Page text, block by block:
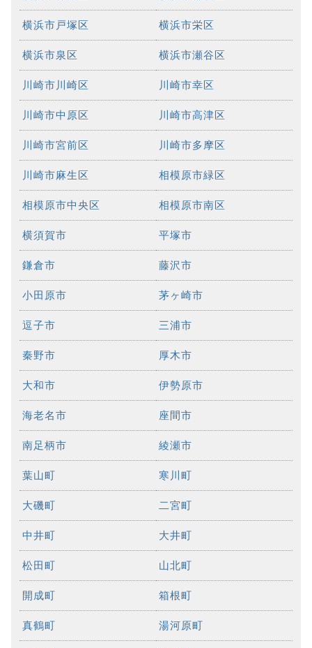
横浜市戸塚区 横浜市栄区
横浜市泉区 横浜市瀬谷区
川崎市川崎区 川崎市幸区
川崎市中原区 川崎市高津区
川崎市宮前区 川崎市多摩区
川崎市麻生区 相模原市緑区
相模原市中央区 相模原市南区
横須賀市 平塚市
鎌倉市 藤沢市
小田原市 茅ヶ崎市
逗子市 三浦市
秦野市 厚木市
大和市 伊勢原市
海老名市 座間市
南足柄市 綾瀬市
葉山町 寒川町
大磯町 二宮町
中井町 大井町
松田町 山北町
開成町 箱根町
真鶴町 湯河原町